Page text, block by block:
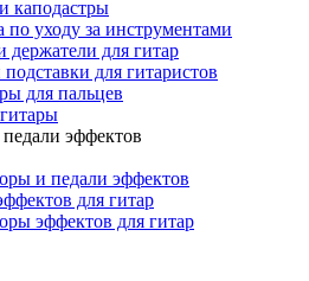
каподастры
по уходу за инструментами
держатели для гитар
для гитаристов
для пальцев
эффектов
и педали эффектов
для гитар
эффектов для гитар